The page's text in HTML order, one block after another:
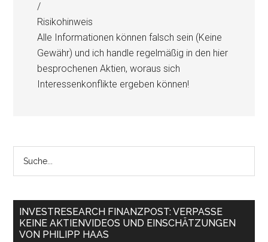
/
Risikohinweis
Alle Informationen können falsch sein (Keine
Gewähr) und ich handle regelmäßig in den hier
besprochenen Aktien, woraus sich
Interessenkonflikte ergeben können!
INVESTRESEARCH FINANZPOST: VERPASSE
KEINE AKTIENVIDEOS UND EINSCHÄTZUNGEN
VON PHILIPP HAAS